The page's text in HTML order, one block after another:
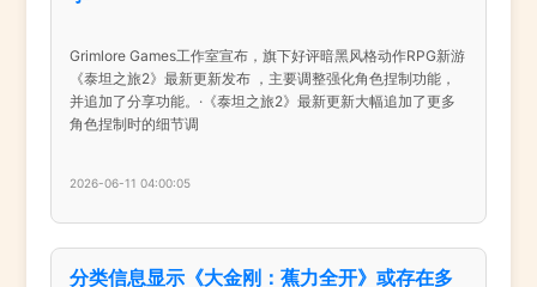
Grimlore Games工作室宣布，旗下好评暗黑风格动作RPG新游
《泰坦之旅2》最新更新发布 ，主要调整强化角色捏制功能，
并追加了分享功能。·《泰坦之旅2》最新更新大幅追加了更多
角色捏制时的细节调
2026-06-11 04:00:05
分类信息显示《大金刚：蕉力全开》或存在多